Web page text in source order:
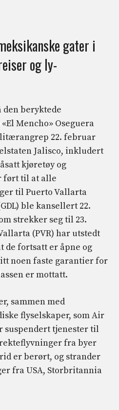
gater i
og ly-
den beryktede
Mencho» Oseguera
22. februar
Jalisco, inkludert
kjøretøy og
ført til at alle
til Puerto Vallarta
ble kansellert 22.
strekker seg til 23.
(PVR) har utstedt
de fortsatt er åpne og
noen faste garantier for
er mottatt.
sammen med
flyselskaper, som Air
suspendert tjenester til
fra byer
er berørt, og strander
fra USA, Storbritannia